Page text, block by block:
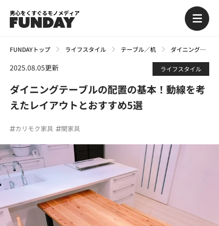
男心をくすぐるモノメディア
FUNDAYトップ ライフスタイル テーブル／机 ダイニングテーブルの配置の基本！動線を考えたレイアウトとおすすめ5選
2025.08.05更新 ライフスタイル
ダイニングテーブルの配置の基本！動線を考
えたレイアウトとおすすめ5選
カリモク家具 関家具